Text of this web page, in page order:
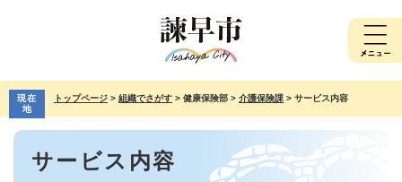
先
で
す。
を
ば
現在
地
トップページ > 組織でさがす > 健康保険部 > 介護保険課 > サービス内容
本
サービス内容